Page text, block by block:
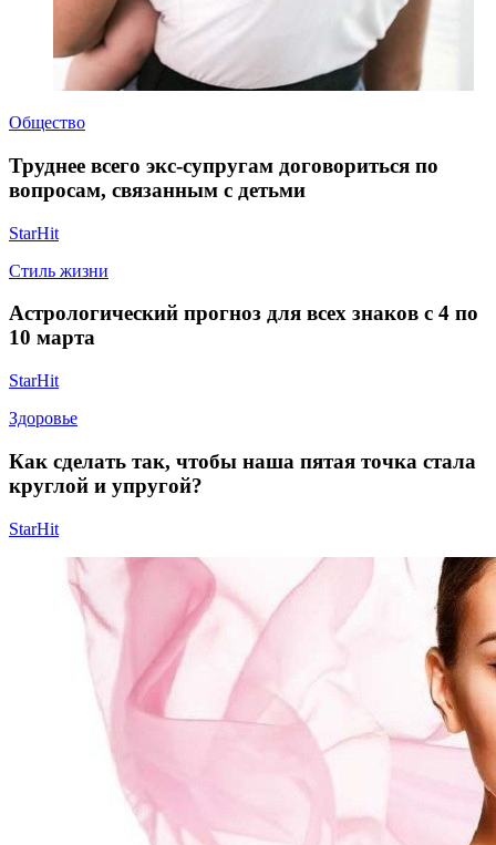
Общество
Труднее всего экс-супругам договориться по
вопросам, связанным с детьми
StarHit
Стиль жизни
Астрологический прогноз для всех знаков c 4 по
10 марта
StarHit
Здоровье
Как сделать так, чтобы наша пятая точка стала
круглой и упругой?
StarHit